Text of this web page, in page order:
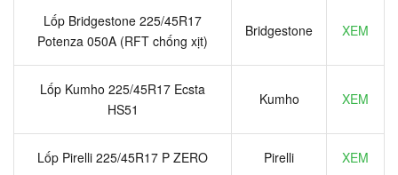
Lốp Bridgestone 225/45R17
Potenza 050A (RFT chống xịt)
Bridgestone XEM
Lốp Kumho 225/45R17 Ecsta
HS51
Kumho XEM
Lốp Pirelli 225/45R17 P ZERO Pirelli XEM